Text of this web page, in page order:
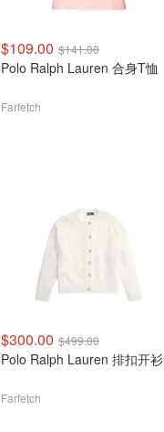
$109.00 $141.00
Polo Ralph Lauren 合身T恤
Farfetch
$300.00 $499.00
Polo Ralph Lauren 排扣开衫
Farfetch